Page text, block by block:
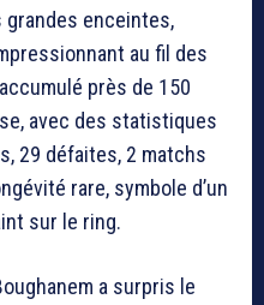
enceintes,
au fil des
près de 150
avec des statistiques
29 défaites, 2 matchs
rare, symbole d’un
sur le ring.
a surpris le